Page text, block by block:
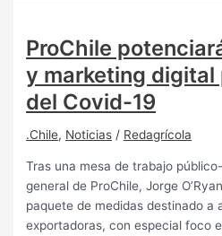
ProChile
y marketing digital
del Covid-19
.Chile, Noticias / Redagrícola
Tras una mesa de trabajo
general de ProChile, Jorge
paquete de medidas destinado a
exportadoras, con especial foco